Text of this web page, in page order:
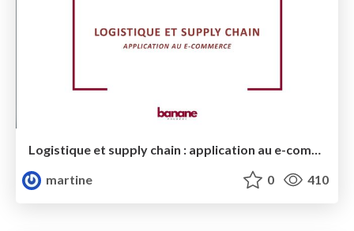
Logistique et supply chain : application au e-commerce
martine
0 410